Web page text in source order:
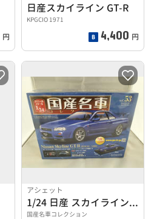
円
日産スカイライン GT-R
KPGCIO 1971
4,400 円
アシェット
1/24 日産 スカイライン GT-R(BNR34)[199
国産名車コレクション